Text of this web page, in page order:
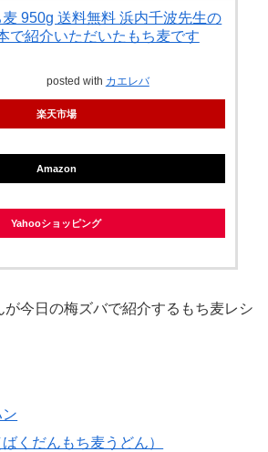
麦 950g 送料無料 浜内千波先生の
で紹介いただいたもち麦です
posted with カエレバ
楽天市場
Amazon
Yahooショッピング
が今日の梅ズバで紹介するもち麦レシ
くだんもち麦うどん）